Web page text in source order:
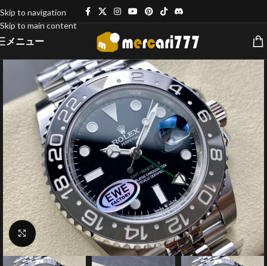
Skip to navigation
Skip to main content
メニュー
クリックで拡大